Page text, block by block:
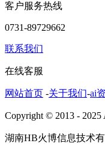
客户服务热线
0731-89729662
联系我们
在线客服
网站首页 -关于我们-ai
Copyright © 2013 - 2025
湖南HB火博信息技术